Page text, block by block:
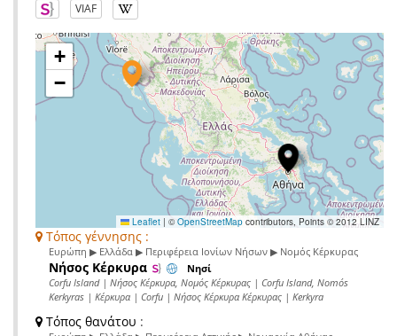
VIAF
+
−
Leaflet | © OpenStreetMap contributors, Points © 2012 LINZ
Τόπος γέννησης :
Ευρώπη ▶ Ελλάδα ▶ Περιφέρεια Ιονίων Νήσων ▶ Νομός Κέρκυρας
Νήσος Κέρκυρα Νησί
Corfu Island | Νήσος Κέρκυρα, Νομός Κέρκυρας | Corfu Island, Nomós
Kerkyras | Κέρκυρα | Corfu | Νήσος Κέρκυρα Κέρκυρας | Kerkyra
Τόπος θανάτου :